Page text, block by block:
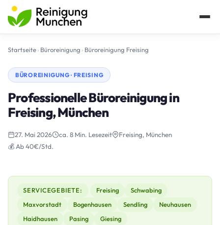
Startseite› Büroreinigung › Büroreinigung Freising
BÜROREINIGUNG · FREISING
Professionelle Büroreinigung in
Freising, München
27. Mai 2026 ca. 8 Min. Lesezeit
Freising, München
💰 Ab 40€/Std.
SERVICEGEBIETE: Freising
Schwabing
Maxvorstadt
Bogenhausen Sendling
Neuhausen
Haidhausen
Pasing Giesing